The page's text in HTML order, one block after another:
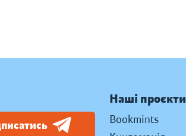
Наші проєкти
Bookmints